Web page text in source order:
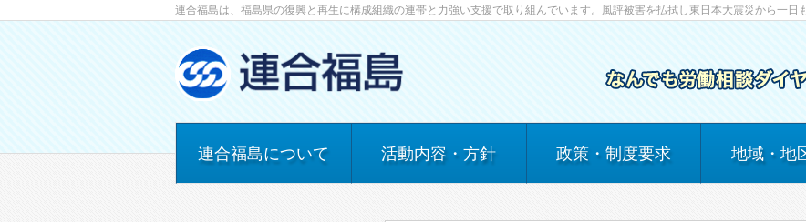
連合福島は、福島県の復興と再生に構成組織の連帯と力強い支援で取り組んでいます。風評被害を払拭し東日本大震災から一日
連合福島について 活動内容・方針 政策・制度要求 地域・地